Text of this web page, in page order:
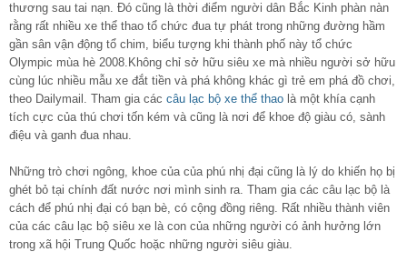
thương sau tai nạn. Đó cũng là thời điểm người dân Bắc Kinh phàn nàn
rằng rất nhiều xe thể thao tổ chức đua tự phát trong những đường hầm
gần sân vận động tổ chim, biểu tượng khi thành phố này tổ chức
Olympic mùa hè 2008.Không chỉ sở hữu siêu xe mà nhiều người sở hữu
cùng lúc nhiều mẫu xe đắt tiền và phá không khác gì trẻ em phá đồ chơi,
theo Dailymail. Tham gia các câu lạc bộ xe thể thao là một khía cạnh
tích cực của thú chơi tốn kém và cũng là nơi để khoe độ giàu có, sành
điệu và ganh đua nhau.
Những trò chơi ngông, khoe của của phú nhị đại cũng là lý do khiến họ bị
ghét bỏ tại chính đất nước nơi mình sinh ra. Tham gia các câu lạc bộ là
cách để phú nhị đại có bạn bè, có cộng đồng riêng. Rất nhiều thành viên
của các câu lạc bộ siêu xe là con của những người có ảnh hưởng lớn
trong xã hội Trung Quốc hoặc những người siêu giàu.